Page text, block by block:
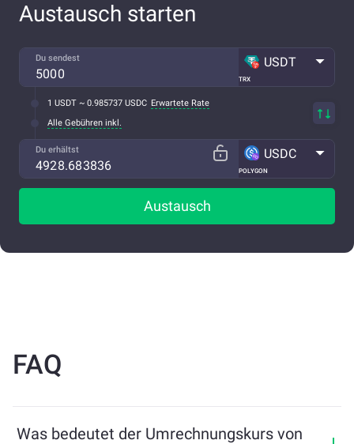
Austausch starten
Du sendest
TRX
USDT
1 USDT ~ 0.985737 USDC Erwartete Rate
Alle Gebühren inkl.
Du erhältst
POLYGON
USDC
Austausch
FAQ
Was bedeutet der Umrechnungskurs von